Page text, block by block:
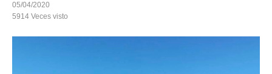
05/04/2020
5914 Veces visto